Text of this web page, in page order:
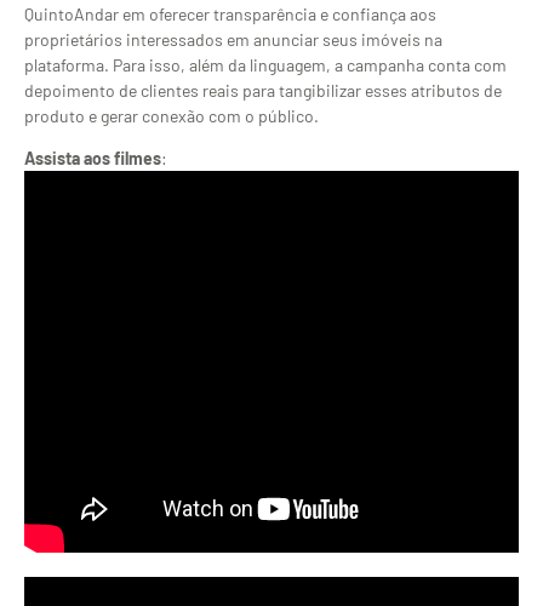
QuintoAndar em oferecer transparência e confiança aos
proprietários interessados em anunciar seus imóveis na
plataforma. Para isso, além da linguagem, a campanha conta com
depoimento de clientes reais para tangibilizar esses atributos de
produto e gerar conexão com o público.
Assista aos filmes: